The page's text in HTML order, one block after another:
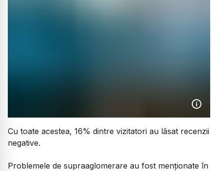
Cu toate acestea, 16% dintre vizitatori au lăsat recenzii
negative.
Problemele de supraaglomerare au fost menționate în